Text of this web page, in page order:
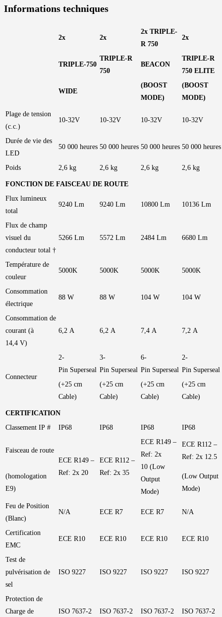
Informations techniques
2x 2x
2x TRIPLE-
R 750
2x
TRIPLE-750
TRIPLE-R
750
BEACON
TRIPLE-R
750 ELITE
WIDE
(BOOST
MODE)
(BOOST
MODE)
Plage de tension
(c.c.)
10-32V 10-32V 10-32V 10-32V
Durée de vie des
LED
50 000 heures 50 000 heures 50 000 heures 50 000 heures
Poids 2,6 kg 2,6 kg 2,6 kg 2,6 kg
FONCTION DE FAISCEAU DE ROUTE
Flux lumineux
total
9240 Lm 9240 Lm 10800 Lm 10136 Lm
Flux de champ
visuel du
conducteur total †
5266 Lm 5572 Lm 2484 Lm 6680 Lm
Température de
couleur
5000K 5000K 5000K 5000K
Consommation
électrique
88 W 88 W 104 W 104 W
Consommation de
courant (à
14,4 V)
6,2 A 6,2 A 7,4 A 7,2 A
Connecteur
2-
Pin Superseal
3-
Pin Superseal
6-
Pin Superseal
2-
Pin Superseal
(+25 cm
Cable)
(+25 cm
Cable)
(+25 cm
Cable)
(+25 cm
Cable)
CERTIFICATION
Classement IP #
IP68 IP68 IP68 IP68
Faisceau de route
ECE R149 –
Ref: 2x 20
ECE R112 –
Ref: 2x 35
ECE R149 –
Ref: 2x
10 (Low
Output
Mode)
ECE R112 –
Ref: 2x 12.5
(homologation
E9)
(Low Output
Mode)
Feu de Position
(Blanc)
N/A ECE R7 ECE R7 N/A
Certification
EMC
ECE R10 ECE R10 ECE R10 ECE R10
Test de
pulvérisation de
sel
ISO 9227 ISO 9227 ISO 9227 ISO 9227
Protection de
Charge de
ISO 7637-2 ISO 7637-2 ISO 7637-2 ISO 7637-2